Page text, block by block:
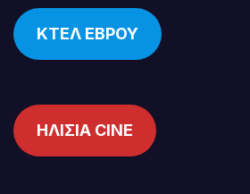
ΚΤΕΛ ΕΒΡΟΥ
ΗΛΙΣΙΑ CINE